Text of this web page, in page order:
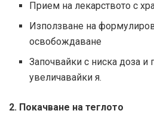
Прием на лекарството с
Използване на
освобождаване
Започвайки с ниска доза и
увеличавайки я.
2. Покачване на теглото